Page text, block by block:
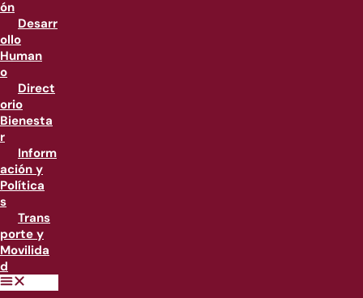
ón
Desarr
ollo
Human
o
Direct
orio
Bienesta
r
Inform
ación y
Política
s
Trans
porte y
Movilida
d